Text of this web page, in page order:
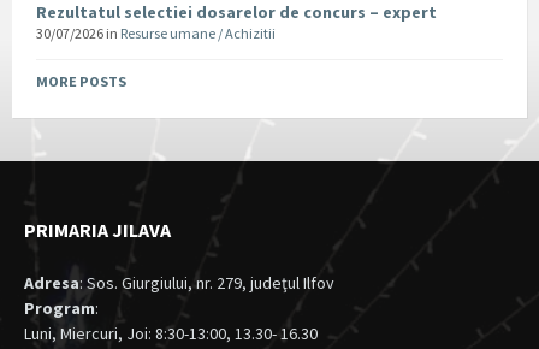
Rezultatul selectiei dosarelor de concurs – expert
30/07/2026 in Resurse umane / Achizitii
MORE POSTS
PRIMARIA JILAVA
Adresa: Sos. Giurgiului, nr. 279, judeţul Ilfov
Program:
Luni, Miercuri, Joi: 8:30-13:00, 13.30- 16.30